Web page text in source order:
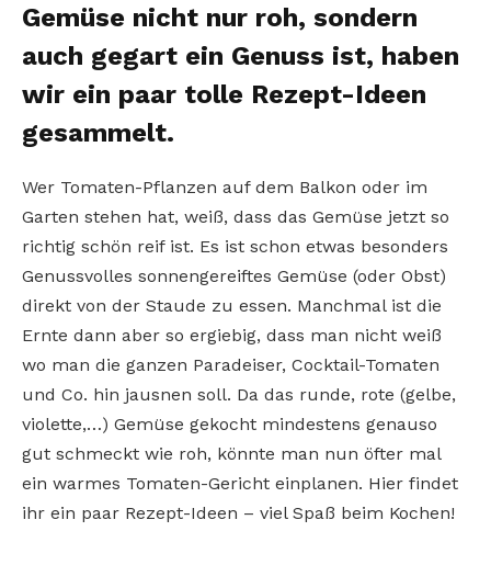
Gemüse nicht nur roh, sondern
auch gegart ein Genuss ist, haben
wir ein paar tolle Rezept-Ideen
gesammelt.
Wer Tomaten-Pflanzen auf dem Balkon oder im
Garten stehen hat, weiß, dass das Gemüse jetzt so
richtig schön reif ist. Es ist schon etwas besonders
Genussvolles sonnengereiftes Gemüse (oder Obst)
direkt von der Staude zu essen. Manchmal ist die
Ernte dann aber so ergiebig, dass man nicht weiß
wo man die ganzen Paradeiser, Cocktail-Tomaten
und Co. hin jausnen soll. Da das runde, rote (gelbe,
violette,…) Gemüse gekocht mindestens genauso
gut schmeckt wie roh, könnte man nun öfter mal
ein warmes Tomaten-Gericht einplanen. Hier findet
ihr ein paar Rezept-Ideen – viel Spaß beim Kochen!